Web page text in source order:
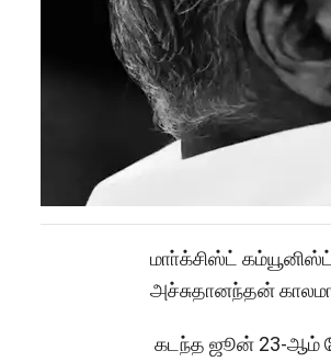
மாா்க்சிஸ்ட்
அச்சுதானந்தன்
கடந்த ஜூன் 23-ஆம்